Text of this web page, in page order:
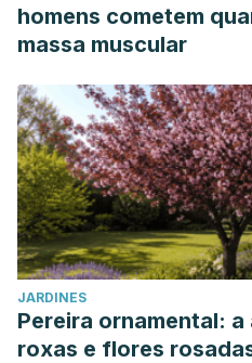
homens cometem
massa muscular
JARDINES
Pereira ornamental:
roxas e flores